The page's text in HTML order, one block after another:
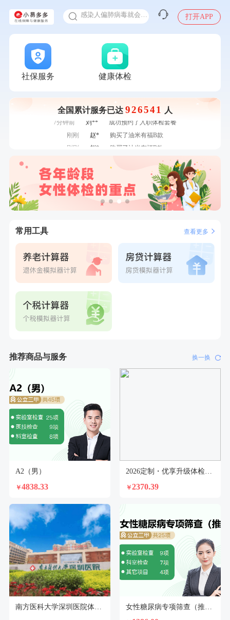
入职体检在线预约
甲状腺癌怎么筛查
打开APP
社保服务 健康体检
全国累计服务已达 926541 人
1分钟前
王**
成功预约了企业招工体检套餐
成功预约了女性VIP体检套餐
4分钟前
成功预约青春体检卡（女）
周**
购买了BP3颈椎热敷枕
7分钟前
董**
成功预约了男性体检套餐
刚刚
赵*
购买了油米有福B款
刚刚
赵* 购买了油米有福B款
常用工具 查看更多
推荐商品与服务 换一换
A2（男）
￥4838.33 ￥2370.39
南方医科大学深圳医院体检中心